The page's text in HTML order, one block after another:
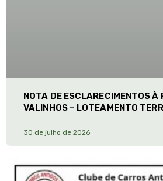
NOTA DE ESCLARECIMENTOS À
VALINHOS – LOTEAMENTO
30 de julho de 2026